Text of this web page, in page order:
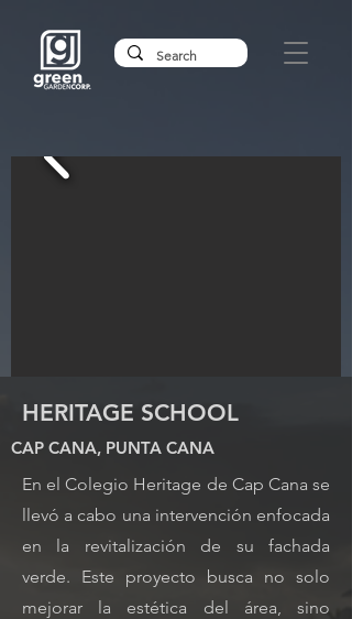
HERITAGE SCHOOL
CAP CANA, PUNTA CANA
En el Colegio Heritage de Cap Cana se
llevó a cabo una intervención enfocada
en la revitalización de su fachada
verde. Este proyecto busca no solo
mejorar la estética del área, sino